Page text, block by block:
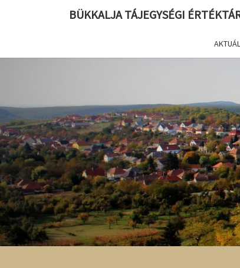
BÜKKALJA TÁJEGYSÉGI